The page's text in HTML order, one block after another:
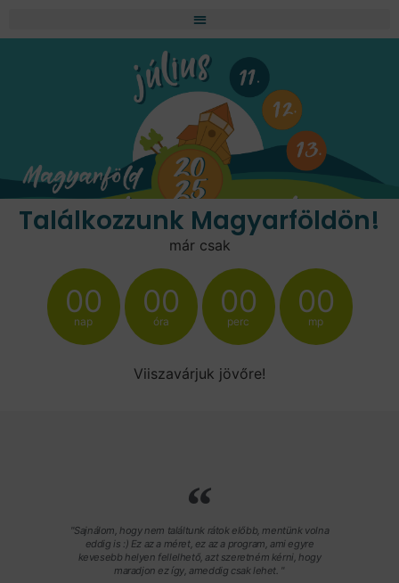
Találkozzunk Magyarföldön!
már csak
00
nap
00
óra
00
perc
00
mp
Viiszavárjuk jövőre!
"Sajnálom, hogy nem találtunk rátok előbb, mentünk volna
eddig is :) Ez az a méret, ez az a program, ami egyre
kevesebb helyen fellelhető, azt szeretném kérni, hogy
maradjon ez így, ameddig csak lehet. "